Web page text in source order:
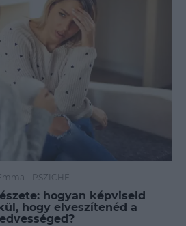
- PSZICHÉ
hogyan képviseld
hogy elveszítenéd a